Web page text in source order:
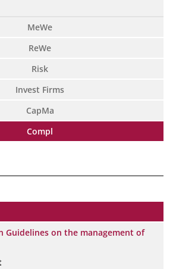
MeWe
ReWe
Risk
Invest Firms
CapMa
Compl
Guidelines on the management of